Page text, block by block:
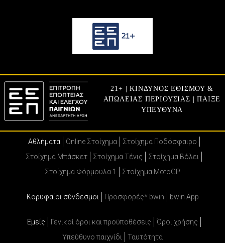
21+ | ΚΙΝΔΥΝΟΣ ΕΘΙΣΜΟΥ &
ΑΠΩΛΕΙΑΣ ΠΕΡΙΟΥΣΙΑΣ | ΠΑΙΞΕ
ΥΠΕΥΘΥΝΑ
Αθλήματα Online Στοίχημα
Στοίχημα Ποδόσφαιρο
Στοίχημα Μπάσκετ
Στοίχημα Τένις
Στοίχημα Βόλει
Στοίχημα Φόρμουλα 1
Στοίχημα MotoGP
Κορυφαίοι σύνδεσμοι Προσφορές* bwin bwin App
Εμείς Γενικοί όροι και προϋποθέσεις
Όροι χρήσης
Υπεύθυνο παιχνίδι
Ταυτότητα